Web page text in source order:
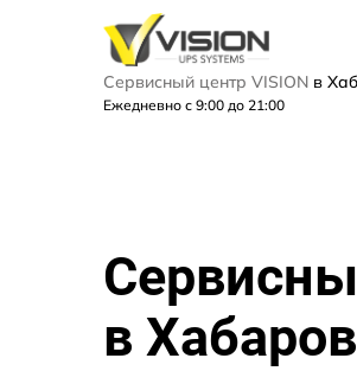
Сервисный центр VISION в
Ежедневно с 9:00 до 21:00
в